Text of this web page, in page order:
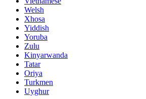
Welsh
Xhosa
Yiddish
Yoruba
Zulu
Kinyarwanda
Tatar
Oriya
Turkmen
Uyghur